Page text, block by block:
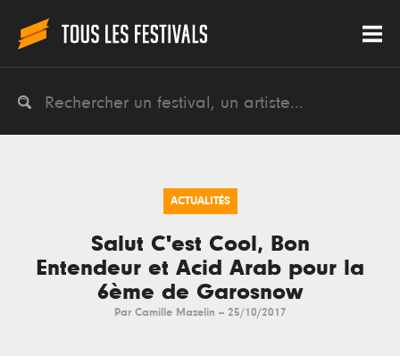
ACTUALITÉS
Salut C'est Cool, Bon
Entendeur et Acid Arab pour la
6ème de Garosnow
Par Camille Mazelin -- 25/10/2017